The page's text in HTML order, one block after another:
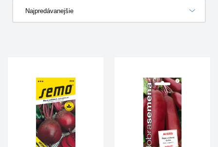
Najpredávanejšie